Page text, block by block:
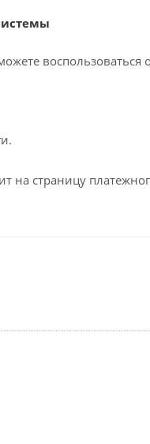
на страницу